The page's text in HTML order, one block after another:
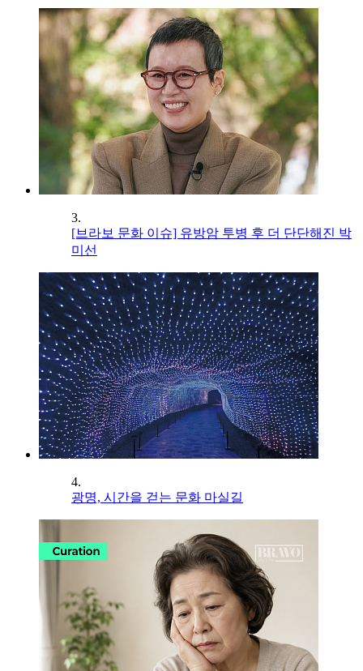
3.
[브라보 문화 이슈] 유방암 투병 후 더 단단해진 박
미선
4.
광명, 시간을 걷는 문화 마실길